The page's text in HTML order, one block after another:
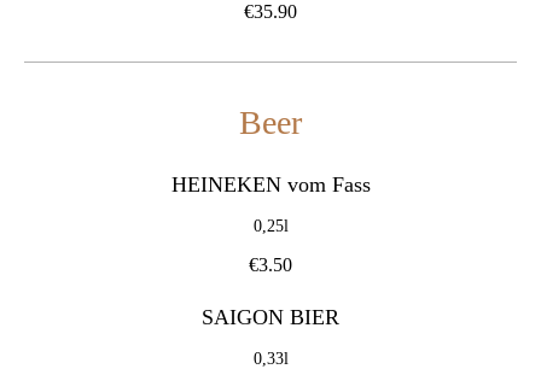
€35.90
Beer
HEINEKEN vom Fass
0,25l
€3.50
SAIGON BIER
0,33l